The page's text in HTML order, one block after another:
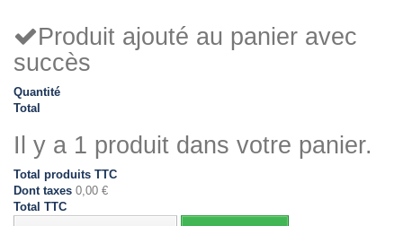
Produit ajouté au panier avec
succès
Quantité
Total
Il y a 1 produit dans votre panier.
Total produits TTC
Dont taxes 0,00 €
Total TTC